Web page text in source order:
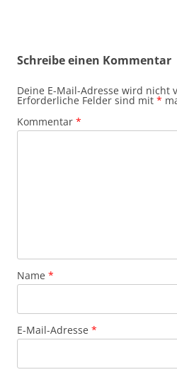
Schreibe einen Kommentar
Deine E-Mail-Adresse wird nicht
Erforderliche Felder sind mit *
Kommentar *
Name *
E-Mail-Adresse *